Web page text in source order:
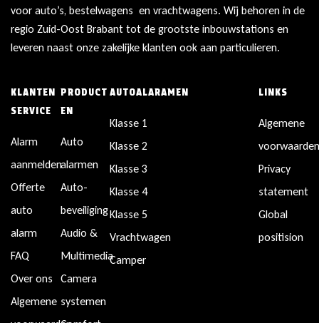
voor auto’s, bestelwagens en vrachtwagens. Wij behoren in de
regio Zuid-Oost Brabant tot de grootste inbouwstations en
leveren naast onze zakelijke klanten ook aan particulieren.
KLANTEN
SERVICE
Alarm
aanmelden
Offerte
auto
alarm
FAQ
Over ons
Algemene
PRODUCT
EN
Auto
alarmen
Auto-
beveiliging
Audio &
Multimedia
Camera
systemen
AUTOALARAMEN
Klasse 1
Klasse 2
Klasse 3
Klasse 4
Klasse 5
Vrachtwagen
Camper
LINKS
Algemene
Privacy
statement
Global
positision